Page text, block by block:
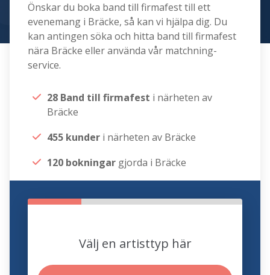
Önskar du boka band till firmafest till ett
evenemang i Bräcke, så kan vi hjälpa dig. Du
kan antingen söka och hitta band till firmafest
nära Bräcke eller använda vår matchning-
service.
28 Band till firmafest i närheten av
Bräcke
455 kunder i närheten av Bräcke
120 bokningar gjorda i Bräcke
Välj en artisttyp här